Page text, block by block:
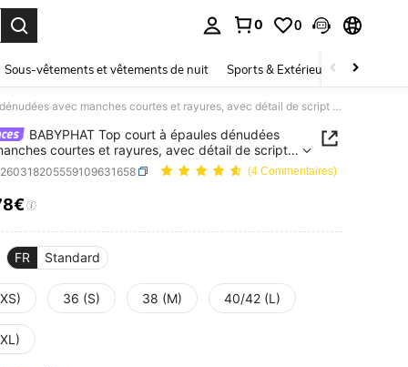
0 0
Sous-vêtements et vêtements de nuit Sports & Extérieur Enfants
BABYPHAT Top court à épaules dénudées avec manches courtes et rayures, avec détail de script en strass
BABYPHAT Top court à épaules dénudées
courtes et rayures, avec détail de script
(4 Commentaires)
AND AVAILABILITY
FR Standard
36 (S) 38 (M) 40/42 (L)